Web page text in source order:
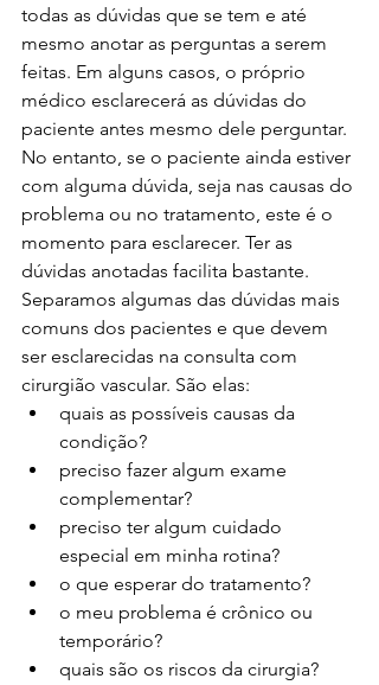
todas as dúvidas que se tem e até
mesmo anotar as perguntas a serem
feitas. Em alguns casos, o próprio
médico esclarecerá as dúvidas do
paciente antes mesmo dele perguntar.
No entanto, se o paciente ainda estiver
com alguma dúvida, seja nas causas do
problema ou no tratamento, este é o
momento para esclarecer. Ter as
dúvidas anotadas facilita bastante.
Separamos algumas das dúvidas mais
comuns dos pacientes e que devem
ser esclarecidas na consulta com
cirurgião vascular. São elas:
quais as possíveis causas da
condição?
preciso fazer algum exame
complementar?
preciso ter algum cuidado
especial em minha rotina?
o que esperar do tratamento?
o meu problema é crônico ou
temporário?
quais são os riscos da cirurgia?